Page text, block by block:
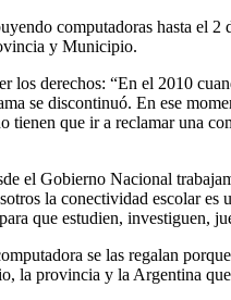
computadoras hasta el
y Municipio.
los derechos: “En el 2010
se discontinuó. En ese
tienen que ir a reclamar una
el Gobierno Nacional
la conectividad escolar
que estudien, investiguen,
se las regalan
la provincia y la Argentina que